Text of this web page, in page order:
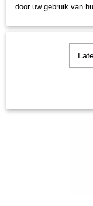
uitverkocht bij Märklin
door uw gebruik van